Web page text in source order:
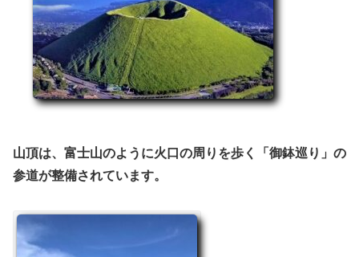
山頂は、富士山のように火口の周りを歩く「御鉢巡り」の
参道が整備されています。